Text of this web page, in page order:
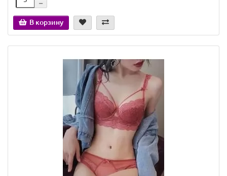
В корзину